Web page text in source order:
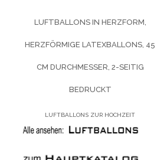
LUFTBALLONS IN HERZFORM,
HERZFÖRMIGE LATEXBALLONS, 45
CM DURCHMESSER, 2-SEITIG
BEDRUCKT
LUFTBALLONS ZUR HOCHZEIT